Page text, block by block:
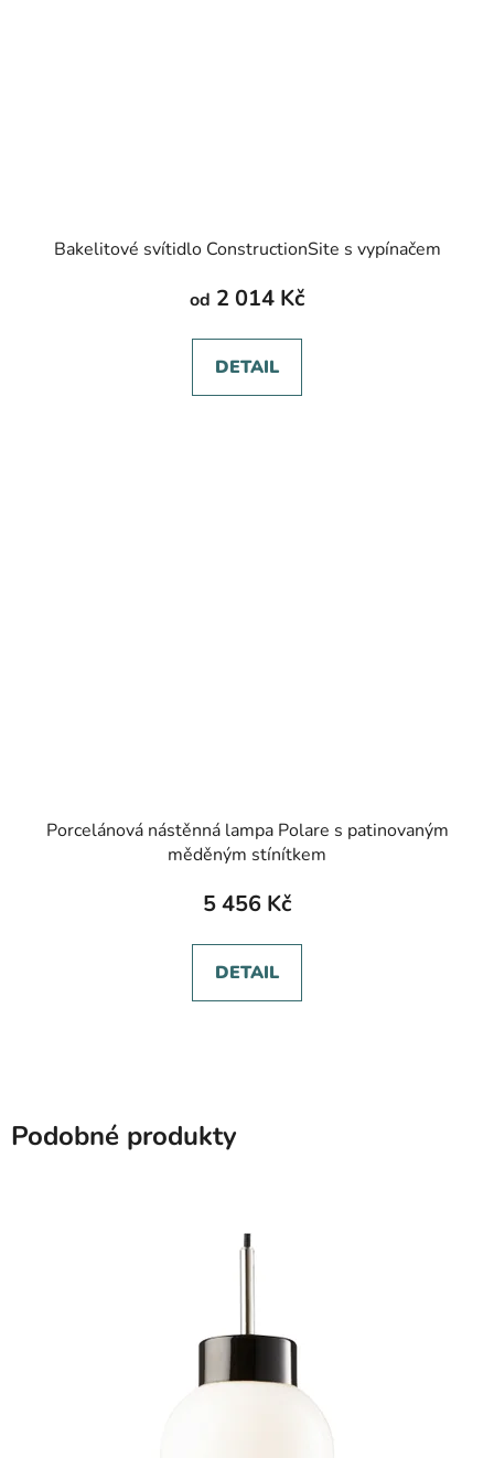
Bakelitové svítidlo ConstructionSite s vypínačem
od 2 014 Kč
DETAIL
Porcelánová nástěnná lampa Polare s patinovaným
měděným stínítkem
5 456 Kč
DETAIL
Podobné produkty